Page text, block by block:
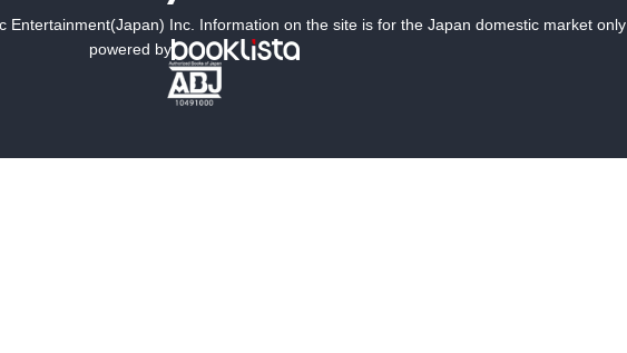
Entertainment(Japan) Inc. Information on the site is for the Japan domestic market only
powered by